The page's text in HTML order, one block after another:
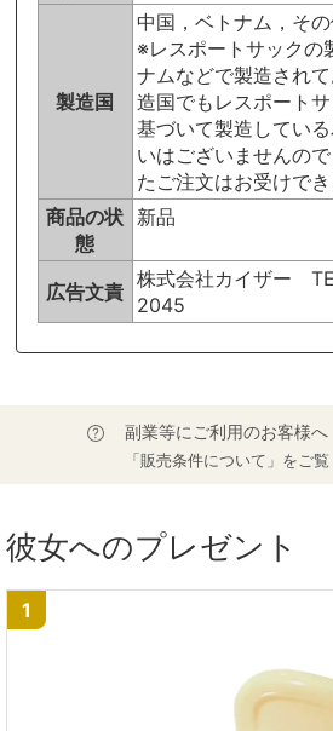
製造国
中国，ベトナム，そ
※レスポートサックの
ナムなどで製造され
造国でもレスポート
基づいて製造してい
いはございませんの
たご注文はお受けでき
商品の状
態
新品
広告文責
株式会社カイザー
2045
副業等にご利用のお客様へ
「販売条件について」をご覧
彼女へのプレゼント
1